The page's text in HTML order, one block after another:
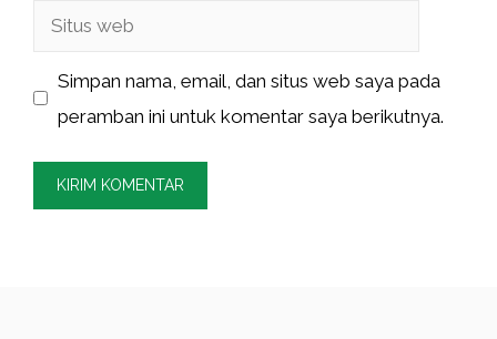
Situs
Simpan nama, email, dan situs web saya pada
peramban ini untuk komentar saya berikutnya.